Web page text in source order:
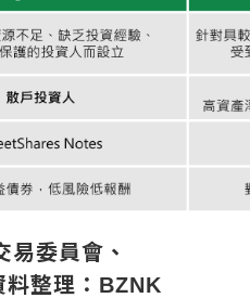
易委員會、
整理：BZNK